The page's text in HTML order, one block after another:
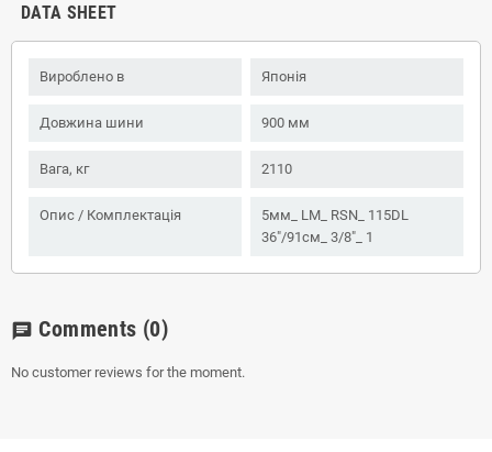
DATA SHEET
Вироблено в Японія
Довжина шини 900 мм
Вага, кг 2110
Опис / Комплектація
5мм_ LM_ RSN_ 115DL
36"/91см_ 3/8"_ 1
chat Comments (0)
No customer reviews for the moment.